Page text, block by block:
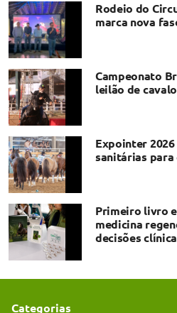
Rodeio do
marca nova
Campeonato
leilão de
Expointer
sanitárias para
Primeiro livro
medicina
decisões
Categorias